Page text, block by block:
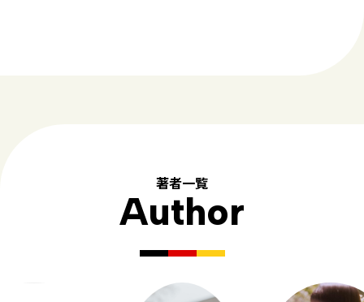
著者一覧
Author